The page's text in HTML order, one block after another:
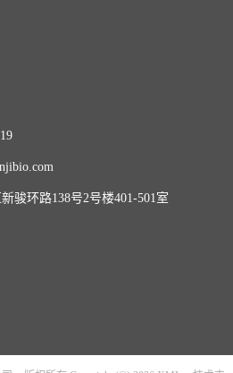
骏环路138号2号楼401-501室